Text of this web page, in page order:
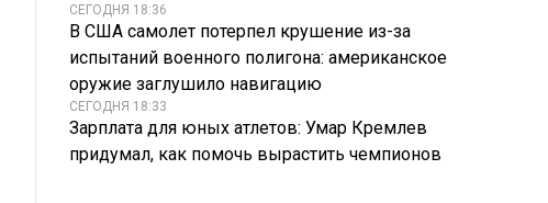
СЕГОДНЯ 18:36
В США самолет потерпел крушение из-за
испытаний военного полигона: американское
оружие заглушило навигацию
СЕГОДНЯ 18:33
Зарплата для юных атлетов: Умар Кремлев
придумал, как помочь вырастить чемпионов